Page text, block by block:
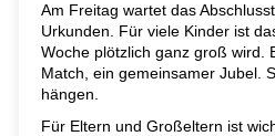
Am Freitag wartet das
Urkunden. Für viele Kinder ist
Woche plötzlich ganz groß wird.
Match, ein gemeinsamer Jubel.
hängen.
Für Eltern und Großeltern ist